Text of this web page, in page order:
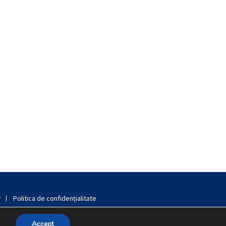
Politica de confidențialitate
Accept